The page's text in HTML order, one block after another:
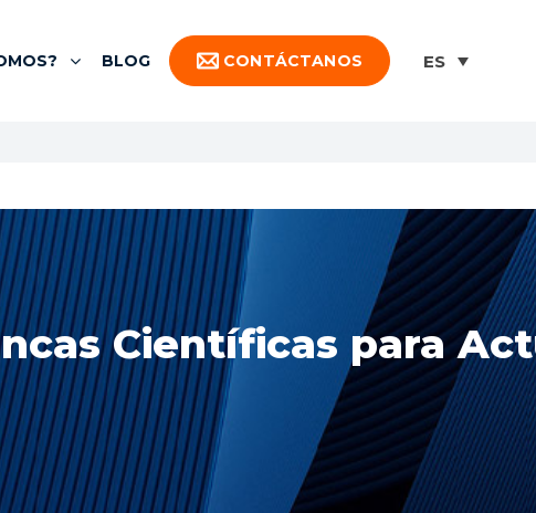
BLOG CONTÁCTANOS
Científicas para